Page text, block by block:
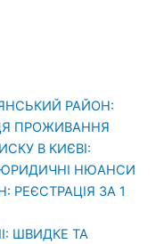
РАЙОН:
ПРОЖИВАННЯ
В КИЄВІ:
ЮРИДИЧНІ НЮАНСИ
РЕЄСТРАЦІЯ ЗА 1
ШВИДКЕ ТА